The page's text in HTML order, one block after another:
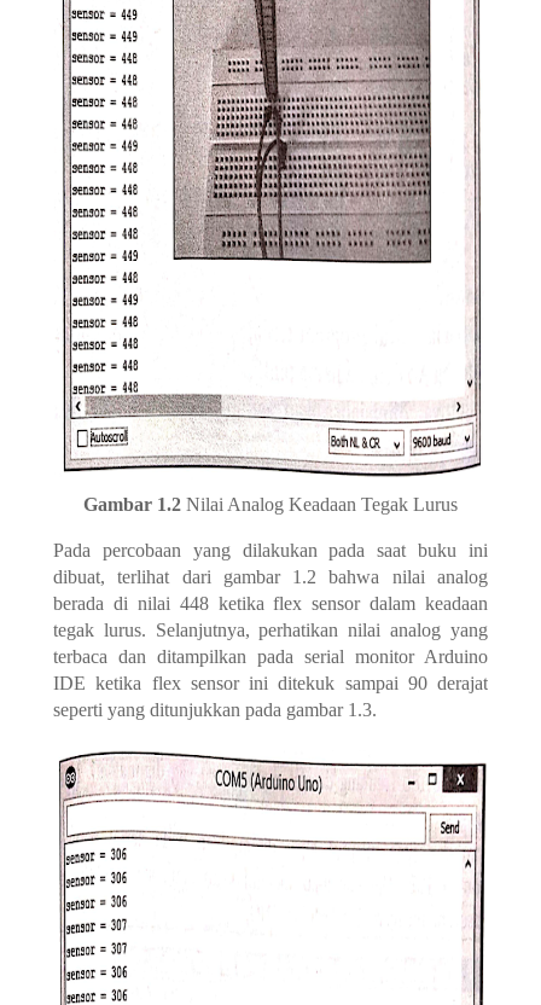
Gambar 1.2 Nilai Analog Keadaan Tegak Lurus
Pada percobaan yang dilakukan pada saat buku ini
dibuat, terlihat dari gambar 1.2 bahwa nilai analog
berada di nilai 448 ketika flex sensor dalam keadaan
tegak lurus. Selanjutnya, perhatikan nilai analog yang
terbaca dan ditampilkan pada serial monitor Arduino
IDE ketika flex sensor ini ditekuk sampai 90 derajat
seperti yang ditunjukkan pada gambar 1.3.